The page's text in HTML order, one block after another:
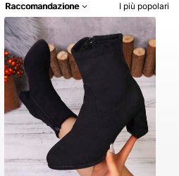
Raccomandazione I più popolari